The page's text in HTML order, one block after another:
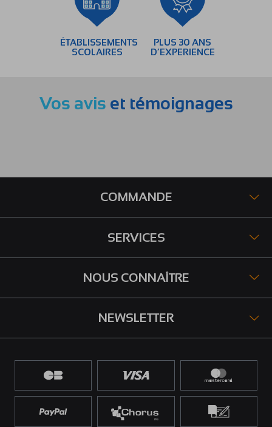
ÉTABLISSEMENTS
SCOLAIRES
PLUS 30 ANS
D’EXPERIENCE
Vos avis et témoignages
COMMANDE
SERVICES
NOUS CONNAÎTRE
NEWSLETTER